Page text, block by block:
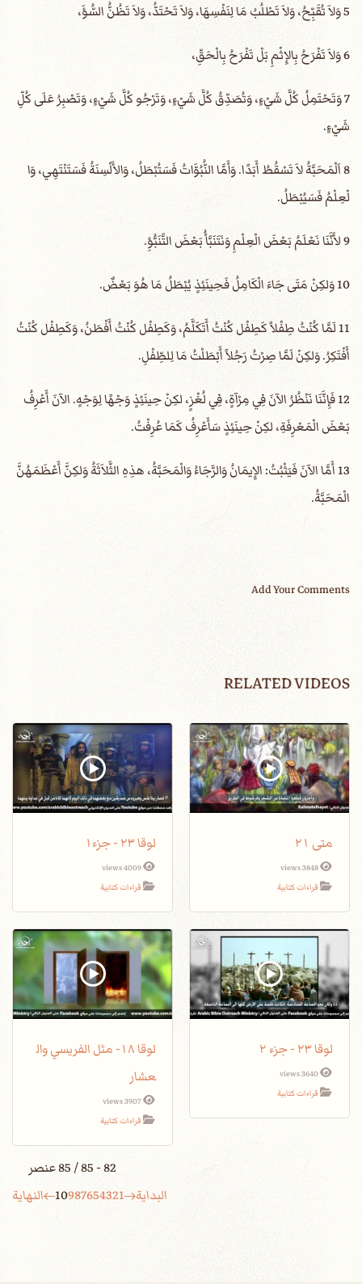
5 وَلاَ تُقَبِّحُ، وَلاَ تَطْلُبُ مَا لِنَفْسِهَا، وَلاَ تَحْتَدُّ، وَلاَ تَظُنُّ السُّؤَ،
6 وَلاَ تَفْرَحُ بِالإِثْمِ بَلْ تَفْرَحُ بِالْحَقِّ،
7 وَتَحْتَمِلُ كُلَّ شَيْءٍ، وَتُصَدِّقُ كُلَّ شَيْءٍ، وَتَرْجُو كُلَّ شَيْءٍ، وَتَصْبِرُ عَلَى كُلِّ
شَيْءٍ.
8 اَلْمَحَبَّةُ لاَ تَسْقُطُ أَبَدًا. وَأَمَّا النُّبُوَّاتُ فَسَتُبْطَلُ، وَالأَلْسِنَةُ فَسَتَنْتَهِي، وَا
لْعِلْمُ فَسَيُبْطَلُ.
9 لأَنَّنَا نَعْلَمُ بَعْضَ الْعِلْمِ وَنَتَنَبَّأُ بَعْضَ التَّنَبُّؤِ.
10 وَلكِنْ مَتَى جَاءَ الْكَامِلُ فَحِينَئِذٍ يُبْطَلُ مَا هُوَ بَعْضٌ.
11 لَمَّا كُنْتُ طِفْلاً كَطِفْل كُنْتُ أَتَكَلَّمُ، وَكَطِفْل كُنْتُ أَفْطَنُ، وَكَطِفْل كُنْتُ
أَفْتَكِرُ. وَلكِنْ لَمَّا صِرْتُ رَجُلاً أَبْطَلْتُ مَا لِلطِّفْلِ.
12 فَإِنَّنَا نَنْظُرُ الآنَ فِي مِرْآةٍ، فِي لُغْزٍ، لكِنْ حِينَئِذٍ وَجْهًا لِوَجْهٍ. الآنَ أَعْرِفُ
بَعْضَ الْمَعْرِفَةِ، لكِنْ حِينَئِذٍ سَأَعْرِفُ كَمَا عُرِفْتُ.
13 أَمَّا الآنَ فَيَثْبُتُ: الإِيمَانُ وَالرَّجَاءُ وَالْمَحَبَّةُ، هذِهِ الثَّلاَثَةُ وَلكِنَّ أَعْظَمَهُنَّ
الْمَحَبَّةُ.
Add Your Comments
RELATED VIDEOS
متى ٢١
3848 views
قراءات كتابية
لوقا ٢٣ - جزء١
4009 views
قراءات كتابية
لوقا ٢٣ - جزء ٢
3640 views
قراءات كتابية
لوقا ١٨- مثل الفريسي وال
عشار
3907 views
قراءات كتابية
82 - 85 / 85 عنصر
البداية
1
2
3
4
5
6
7
8
9
10 النهاية